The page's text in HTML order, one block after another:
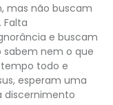
mas não buscam
Falta
e buscam
sabem nem o que
todo e
esperam uma
discernimento